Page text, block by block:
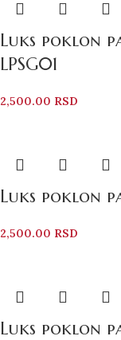
Luks poklon
LPSG01
2,500.00 RSD
Luks poklon
2,500.00 RSD
Luks poklon